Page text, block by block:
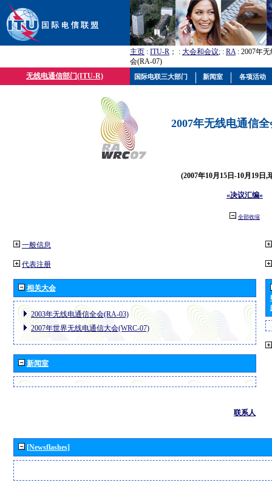
主页 : ITU-R ； : 大会和会议; : RA: 2007年
会(RA-07)
无线电通信部门(ITU-R)
2007年无线电通信
(2007年10月15日-10月19日,
«决议汇编»
全部收缩
一般信息
代表注册
相关大会
2003年无线电通信全会(RA-03)
2007年世界无线电通信大会(WRC-07)
新闻室
联系人
[Newsflashes]
国际电联三大部门 新闻室 各项活动